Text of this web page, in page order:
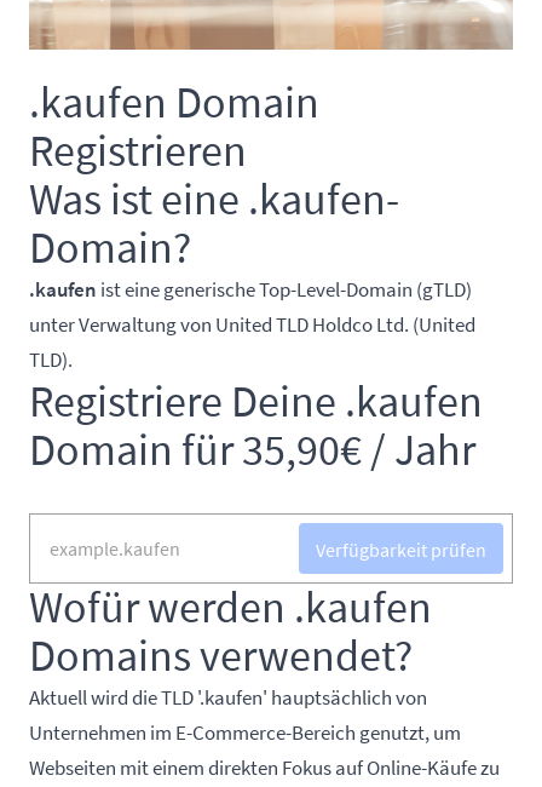
.kaufen Domain
Registrieren
Was ist eine .kaufen-
Domain?
.kaufen ist eine generische Top-Level-Domain (gTLD)
unter Verwaltung von United TLD Holdco Ltd. (United
TLD).
Registriere Deine .kaufen
Domain für 35,90€ / Jahr
Verfügbarkeit prüfen
Wofür werden .kaufen
Domains verwendet?
Aktuell wird die TLD '.kaufen' hauptsächlich von
Unternehmen im E-Commerce-Bereich genutzt, um
Webseiten mit einem direkten Fokus auf Online-Käufe zu